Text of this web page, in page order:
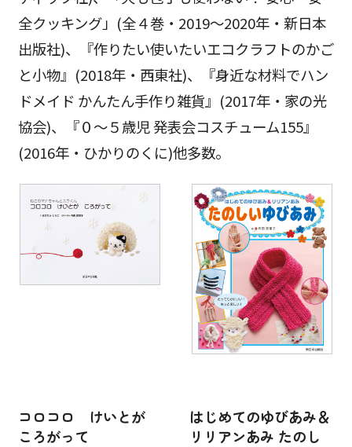
全クッキング」(全４巻・2019～2020年・新日本
出版社)、『作りたい使いたいエコクラフトのかご
と小物』(2018年・西東社)、『身近な材料でハン
ドメイド かんたん手作り雑貨』(2017年・家の光
協会)、『０～５歳児 発表会コスチューム155』
(2016年・ひかりのくに)他多数。
コロコロ けいとが
ころがって
はじめてのゆびあみ＆
リリアンあみ たのし